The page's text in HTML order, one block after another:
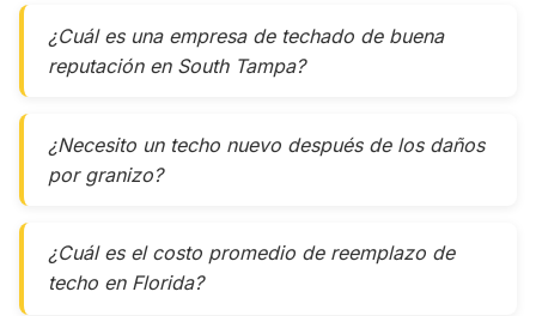
¿Cuál es una empresa de techado de buena
reputación en South Tampa?
¿Necesito un techo nuevo después de los daños
por granizo?
¿Cuál es el costo promedio de reemplazo de
techo en Florida?